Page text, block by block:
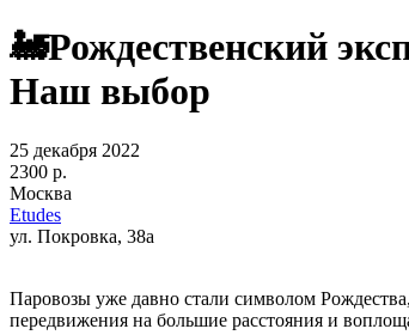
🚂Рождественский
Наш выбор
25 декабря 2022
2300 р.
Москва
Etudes
ул. Покровка, 38а
Паровозы уже давно стали символом
передвижения на большие расстояния и